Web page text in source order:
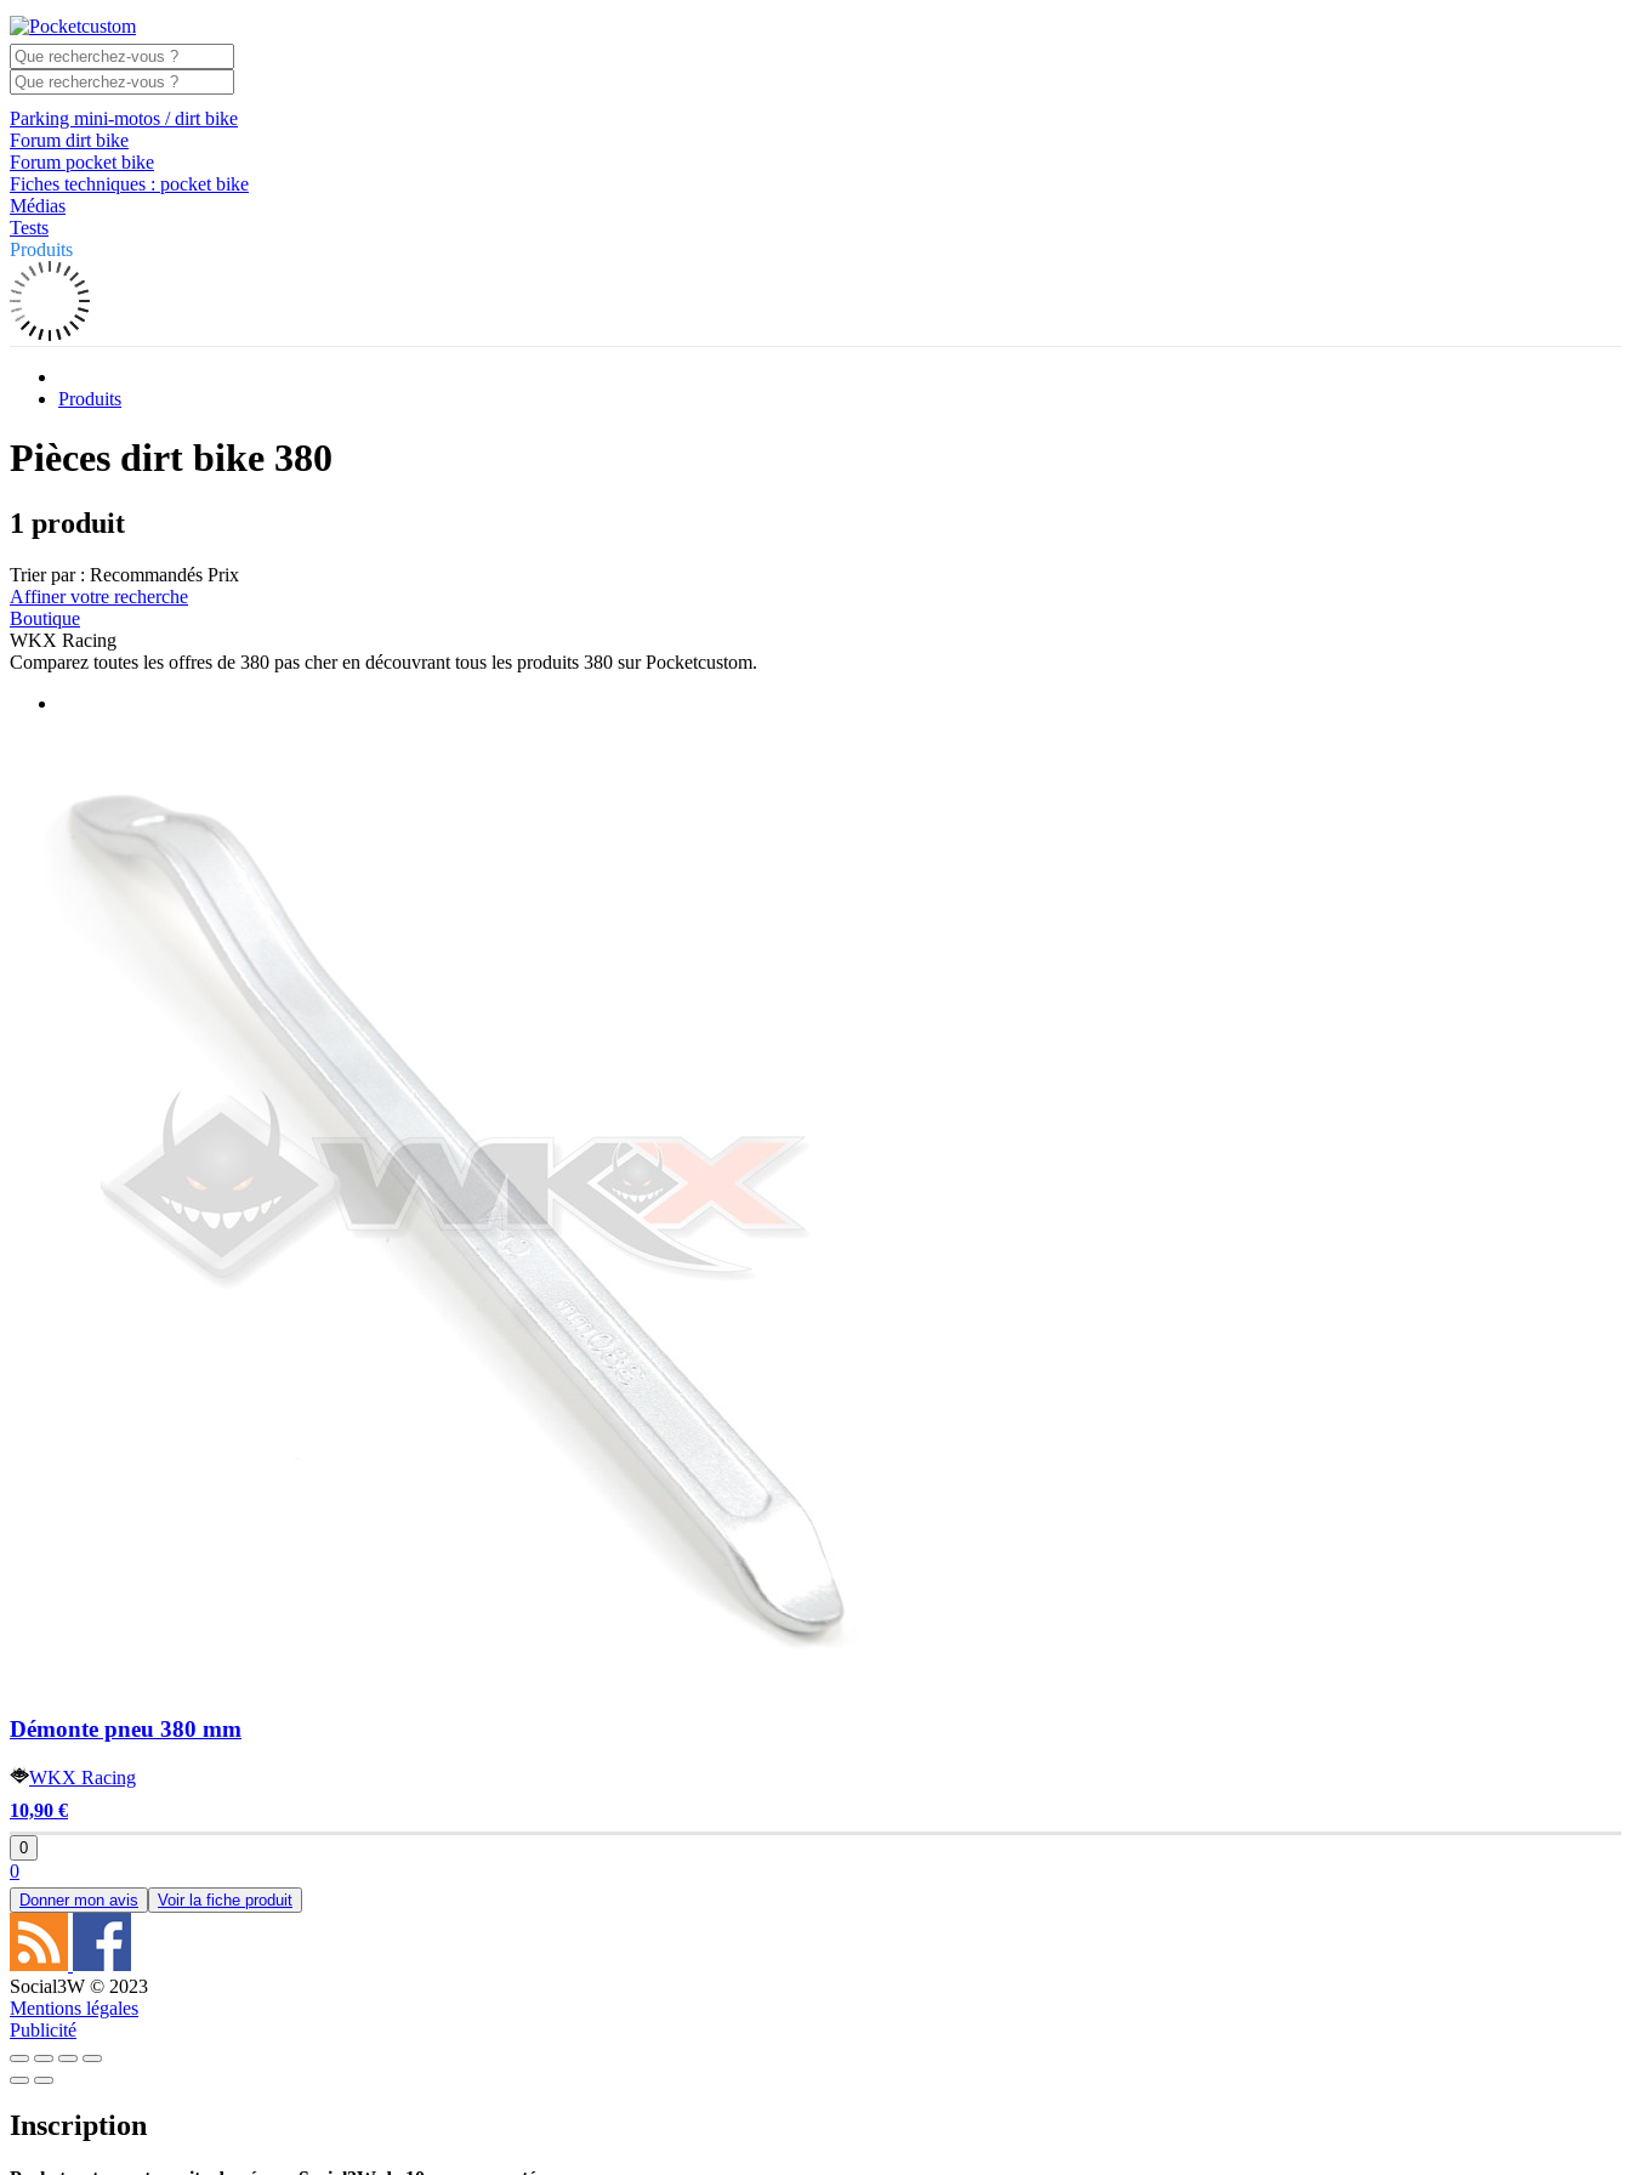
Parking mini-motos / dirt bike
Forum dirt bike
Forum pocket bike
Fiches techniques : pocket bike
Médias
Tests
Produits
Produits
Pièces dirt bike 380
1 produit
Trier par : Recommandés Prix
Affiner votre recherche
Boutique
WKX Racing
Comparez toutes les offres de 380 pas cher en découvrant tous les produits 380 sur Pocketcustom.
Démonte pneu 380 mm
WKX Racing
10,90 €
0
0
Donner mon avis Voir la fiche produit
Social3W © 2023
Mentions légales
Publicité
Inscription